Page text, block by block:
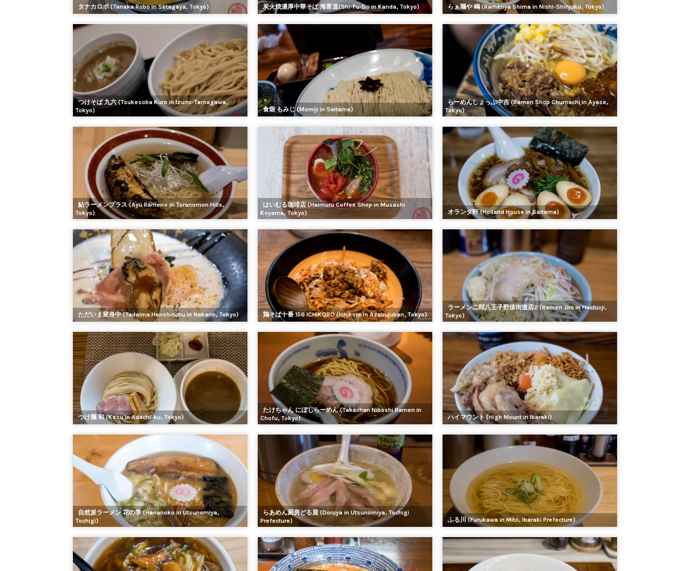
タナカロボ (Tanaka Robo in Setagaya, Tokyo) 炭火焼濃厚中華そば 海富道(Shi-Fu-Do in Kanda, Tokyo) らぁ麺や 嶋 (Ramenya Shima in Nishi-Shinjuku, Tokyo)
つけそば 九六 (Tsukesoba Kuro in Izumi-Tamagawa,
Tokyo)
食煅 もみじ (Momiji in Saitama)
らーめんしょっぷ中吉 (Ramen Shop Chumachi in Ayase,
Tokyo)
鮎ラーメンプラス (Ayu Ramen+ in Toranomon Hills,
Tokyo)
はいむる珈琲店 (Haimuru Coffee Shop in Musashi
Koyama, Tokyo)
オランダ軒 (Holland House in Saitama)
ただいま変身中 (Tadaima Henshinchu in Nakano, Tokyo) 鶏そば十番 156 ICHIKORO (Ichikoro in Azabujuban, Tokyo)
ラーメン二郎八王子野猿街道店2 (Ramen Jiro in Hachioji,
Tokyo)
つけ麺 和 (Kazu in Adachi-ku, Tokyo)
たけちゃん にぼしらーめん (Takechan Niboshi Ramen in
Chofu, Tokyo)
ハイマウント (High Mount in Ibaraki)
自然派ラーメン 花の季 (Hananoko in Utsunomiya,
Tochigi)
らあめん厨房どる屋 (Doruya in Utsunomiya, Tochigi
Prefecture)
ふる川 (Furukawa in Mito, Ibaraki Prefecture)